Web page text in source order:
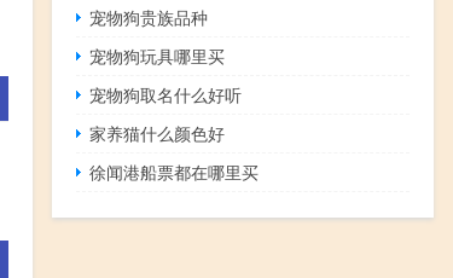
宠物狗贵族品种
宠物狗玩具哪里买
宠物狗取名什么好听
家养猫什么颜色好
徐闻港船票都在哪里买